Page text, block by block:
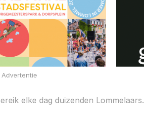
Advertentie
elke dag duizenden Lommelaars.